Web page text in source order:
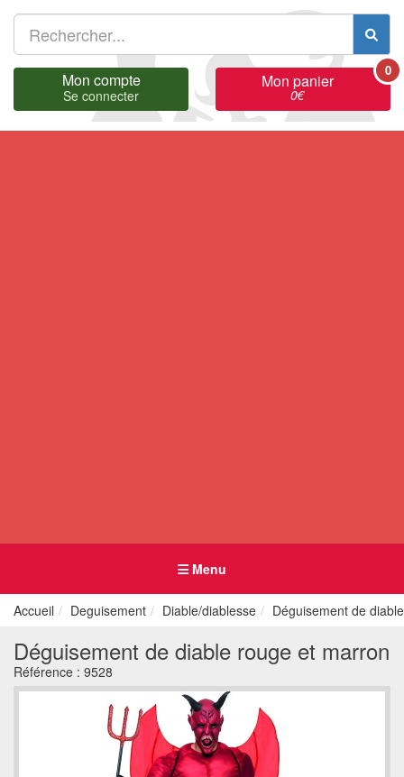
Mon compte
Se connecter
Mon panier
0€
0
Menu
Accueil Deguisement Diable/diablesse Déguisement de
Déguisement de diable rouge et marron
Référence : 9528